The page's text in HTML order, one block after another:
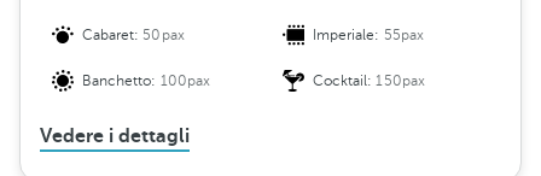
Cabaret: 50pax Imperiale: 55pax
Banchetto: 100pax Cocktail:150pax
Vedere i dettagli